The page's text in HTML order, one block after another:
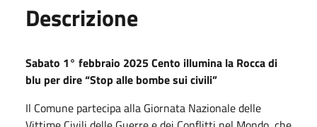
Descrizione
Sabato 1° febbraio 2025 Cento illumina la Rocca di
blu per dire “Stop alle bombe sui civili”
Il Comune partecipa alla Giornata Nazionale delle